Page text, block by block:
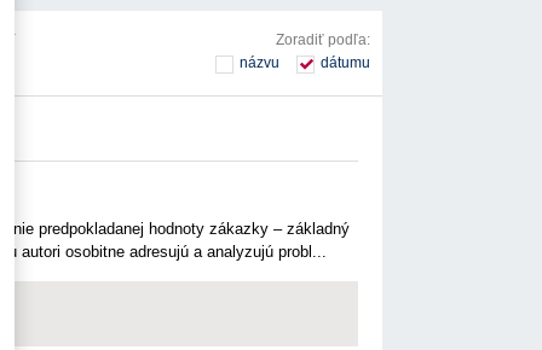
Zoradiť podľa:
názvu
dátumu
predpokladanej hodnoty zákazky – základný
autori osobitne adresujú a analyzujú probl...